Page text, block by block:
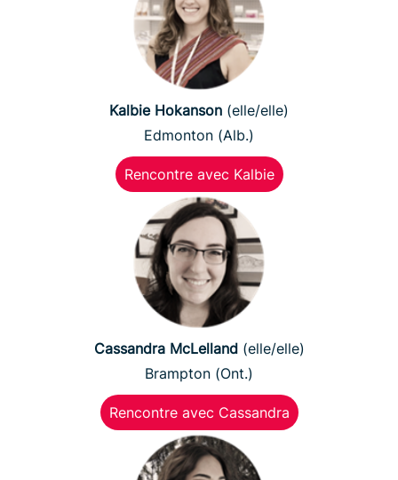
Kalbie Hokanson (elle/elle)
Edmonton (Alb.)
Rencontre avec Kalbie
Cassandra McLelland(elle/elle)
Brampton (Ont.)
Rencontre avec Cassandra